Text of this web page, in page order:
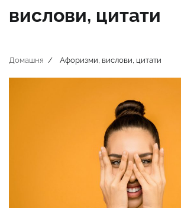
вислови, цитати
Домашня Афоризми, вислови, цитати